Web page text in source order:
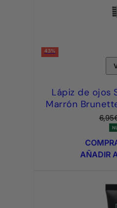
43%
Lápiz de ojos
Marrón
6,95
AÑADIR